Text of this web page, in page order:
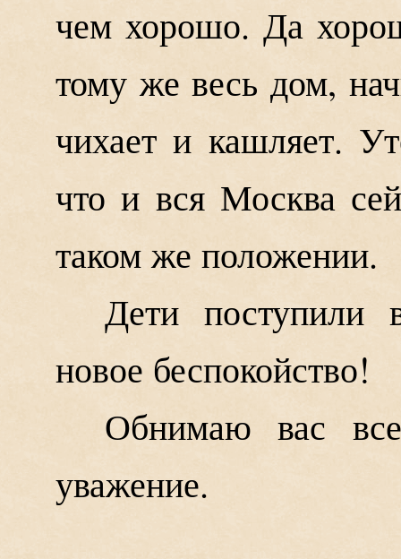
чем хорошо. Да
тому же весь дом,
чихает и кашляет.
что и вся Москва
таком же положении.
Дети поступили
новое беспокойство!
Обнимаю вас
уважение.